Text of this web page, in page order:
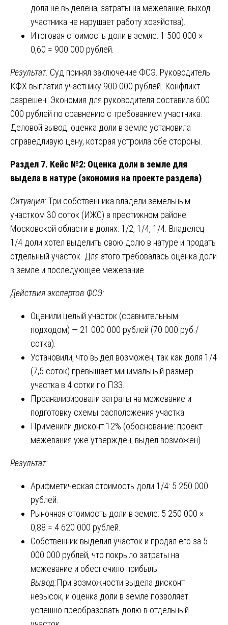
доля не выделена, затраты на межевание, выход
участника не нарушает работу хозяйства).
Итоговая стоимость доли в земле: 1 500 000 ×
0,60 = 900 000 рублей.
Результат: Суд принял заключение ФСЭ. Руководитель
КФХ выплатил участнику 900 000 рублей. Конфликт
разрешен. Экономия для руководителя составила 600
000 рублей по сравнению с требованием участника.
Деловой вывод: оценка доли в земле установила
справедливую цену, которая устроила обе стороны.
Раздел 7. Кейс №2: Оценка доли в земле для
выдела в натуре (экономия на проекте раздела)
Ситуация: Три собственника владели земельным
участком 30 соток (ИЖС) в престижном районе
Московской области в долях: 1/2, 1/4, 1/4. Владелец
1/4 доли хотел выделить свою долю в натуре и продать
отдельный участок. Для этого требовалась оценка доли
в земле и последующее межевание.
Действия экспертов ФСЭ:
Оценили целый участок (сравнительным
подходом) — 21 000 000 рублей (70 000 руб./
сотка).
Установили, что выдел возможен, так как доля 1/4
(7,5 соток) превышает минимальный размер
участка в 4 сотки по ПЗЗ.
Проанализировали затраты на межевание и
подготовку схемы расположения участка.
Применили дисконт 12% (обоснование: проект
межевания уже утверждён, выдел возможен).
Результат:
Арифметическая стоимость доли 1/4: 5 250 000
рублей.
Рыночная стоимость доли в земле: 5 250 000 ×
0,88 = 4 620 000 рублей.
Собственник выделил участок и продал его за 5
000 000 рублей, что покрыло затраты на
межевание и обеспечило прибыль.
Вывод:При возможности выдела дисконт
невысок, и оценка доли в земле позволяет
успешно преобразовать долю в отдельный